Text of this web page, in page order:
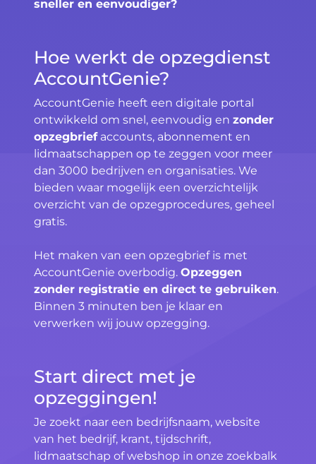
sneller en eenvoudiger?
Hoe werkt de opzegdienst
AccountGenie?
AccountGenie heeft een digitale portal
ontwikkeld om snel, eenvoudig en zonder
opzegbriefaccounts, abonnement en
lidmaatschappen op te zeggen voor meer
dan 3000 bedrijven en organisaties. We
bieden waar mogelijk een overzichtelijk
overzicht van de opzegprocedures, geheel
gratis.
Het maken van een opzegbrief is met
AccountGenie overbodig. Opzeggen
zonder registratie en direct te gebruiken.
Binnen 3 minuten ben je klaar en
verwerken wij jouw opzegging.
Start direct met je
opzeggingen!
Je zoekt naar een bedrijfsnaam, website
van het bedrijf, krant, tijdschrift,
lidmaatschap of webshop in onze zoekbalk